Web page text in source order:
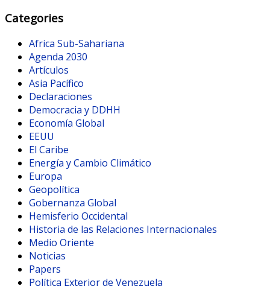
Categories
Africa Sub-Sahariana
Agenda 2030
Artículos
Asia Pacífico
Declaraciones
Democracia y DDHH
Economía Global
EEUU
El Caribe
Energía y Cambio Climático
Europa
Geopolítica
Gobernanza Global
Hemisferio Occidental
Historia de las Relaciones Internacionales
Medio Oriente
Noticias
Papers
Política Exterior de Venezuela